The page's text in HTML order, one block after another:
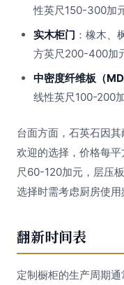
性英尺150-300加元
实木柜门 ：橡木、
方英尺200-400加
中密度纤维板（
线性英尺100-200加
台面方面，石英石因
欢迎的选择，价格每
尺60-120加元，层压
选择时需考虑厨房使用
翻新时间表
定制橱柜的生产周期